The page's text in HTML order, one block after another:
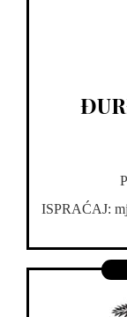
ISPRAĆAJ: